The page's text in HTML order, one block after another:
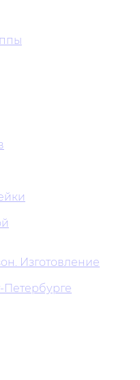
Изготовление
Петербурге